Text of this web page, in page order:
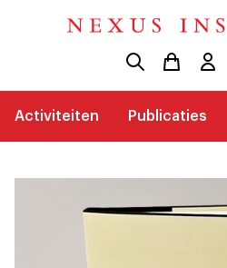
Activiteiten Publicaties